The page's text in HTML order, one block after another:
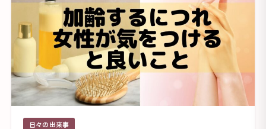
日々の出来事